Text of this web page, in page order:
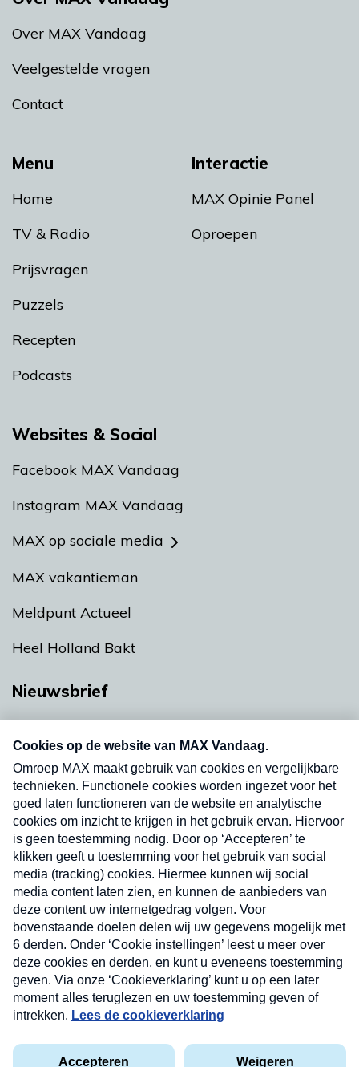
Menu
Home
TV & Radio
Prijsvragen
Puzzels
Recepten
Podcasts
Interactie
MAX Opinie Panel
Oproepen
Over MAX Vandaag
Veelgestelde vragen
Contact
Websites & Social
Facebook MAX Vandaag
Instagram MAX Vandaag
MAX op sociale media
MAX vakantieman
Meldpunt Actueel
Heel Holland Bakt
Nieuwsbrief
nieuwsbrief. Elke vrijdag- en dinsdagochtend in
uw mailbox.
Verzend
Privacyverklaring
Cookieverklaring
Nieuwsbrief
Neem hier een gratis abonnement op onze
nieuwsbrief. Elke vrijdag- en dinsdagochtend in uw